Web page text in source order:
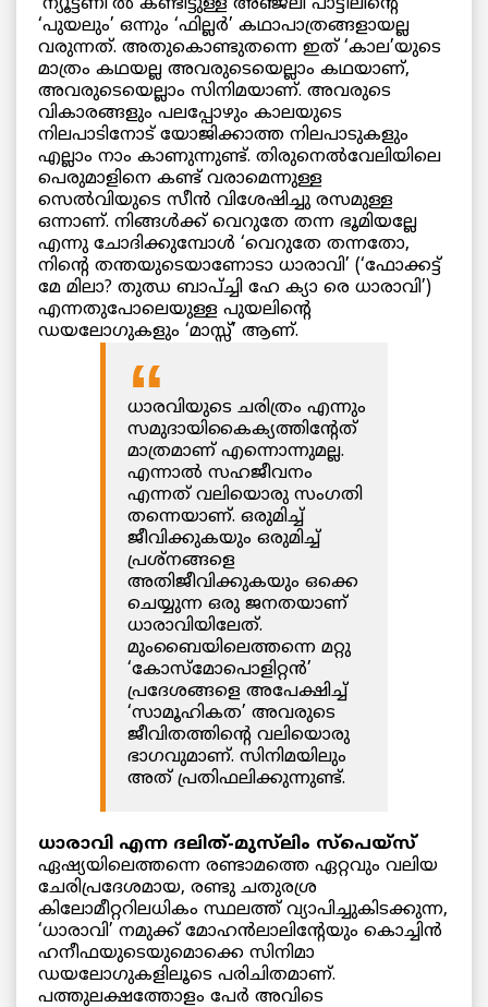
‘പുയലും’ ഒന്നും ‘ഫില്ലർ’ കഥാപാത്രങ്ങളായല്ല
വരുന്നത്. അതുകൊണ്ടുതന്നെ ഇത് ‘കാല’യുടെ
മാത്രം കഥയല്ല അവരുടെയെല്ലാം കഥയാണ്,
അവരുടെയെല്ലാം സിനിമയാണ്. അവരുടെ
വികാരങ്ങളും പലപ്പോഴും കാലയുടെ
നിലപാടിനോട് യോജിക്കാത്ത നിലപാടുകളും
എല്ലാം നാം കാണുന്നുണ്ട്. തിരുനെൽവേലിയിലെ
പെരുമാളിനെ കണ്ട് വരാമെന്നുള്ള
സെൽവിയുടെ സീൻ വിശേഷിച്ചു രസമുള്ള
ഒന്നാണ്. നിങ്ങൾക്ക് വെറുതേ തന്ന ഭൂമിയല്ലേ
എന്നു ചോദിക്കുമ്പോൾ ‘വെറുതേ തന്നതോ,
നിന്റെ തന്തയുടെയാണോടാ ധാരാവി’ (‘ഫോക്കട്ട്
മേ മിലാ? തുഝ ബാപ്ച്ചി ഹേ ക്യാ രെ ധാരാവി’)
എന്നതുപോലെയുള്ള പുയലിന്റെ
ഡയലോഗുകളും ‘മാസ്സ്’ ആണ്.
ധാരവിയുടെ ചരിത്രം എന്നും
സമുദായികൈക്യത്തിന്റേത്
മാത്രമാണ് എന്നൊന്നുമല്ല.
എന്നാൽ സഹജീവനം
എന്നത് വലിയൊരു സംഗതി
തന്നെയാണ്. ഒരുമിച്ച്
ജീവിക്കുകയും ഒരുമിച്ച്
പ്രശ്നങ്ങളെ
അതിജീവിക്കുകയും ഒക്കെ
ചെയ്യുന്ന ഒരു ജനതയാണ്
ധാരാവിയിലേത്.
മുംബൈയിലെത്തന്നെ മറ്റു
‘കോസ്മോപൊളിറ്റൻ’
പ്രദേശങ്ങളെ അപേക്ഷിച്ച്
‘സാമൂഹികത’ അവരുടെ
ജീവിതത്തിന്റെ വലിയൊരു
ഭാഗവുമാണ്. സിനിമയിലും
അത് പ്രതിഫലിക്കുന്നുണ്ട്.
ധാരാവി എന്ന ദലിത്-മുസ്‌ലിം സ്‌പെയ്‌സ്
ഏഷ്യയിലെത്തന്നെ രണ്ടാമത്തെ ഏറ്റവും വലിയ
ചേരിപ്രദേശമായ, രണ്ടു ചതുരശ്ര
കിലോമീറ്ററിലധികം സ്ഥലത്ത് വ്യാപിച്ചുകിടക്കുന്ന,
‘ധാരാവി’ നമുക്ക് മോഹൻലാലിന്റേയും കൊച്ചിൻ
ഹനീഫയുടെയുമൊക്കെ സിനിമാ
ഡയലോഗുകളിലൂടെ പരിചിതമാണ്.
പത്തുലക്ഷത്തോളം പേർ അവിടെ